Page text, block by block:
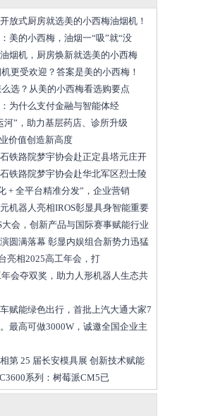
放式厨房就选美的小西梅油烟机！
美的小西梅，油烟一“吸”就“没
烟机，厨房焕新就选美的小西梅
更受欢迎？答案是美的小西梅！
选？从美的小西梅看选购要点
为什么支付金融与智能体经
河”，助力基层药店、诊所升级
价值创造新高度
铁路院梦宇协会赴正定县塔元庄开
铁路院梦宇协会赴华北军区烈士陵
+ 全平台精准分发”，企业营销
机器人亮相IROS彰显具身智能重要
会，创新产品与国际赛事赋能行业
圆满落幕 彰显内娱组合新势力迅猛
亮相2025高工年会，打
会夺双奖，助力人形机器人生态共
赋能绿色出行，首批上汽大通大家7
最高可做3000W，诚邀全国企业主
第 25 届长安模具展 创新技术赋能
系列：树莓派CM5已